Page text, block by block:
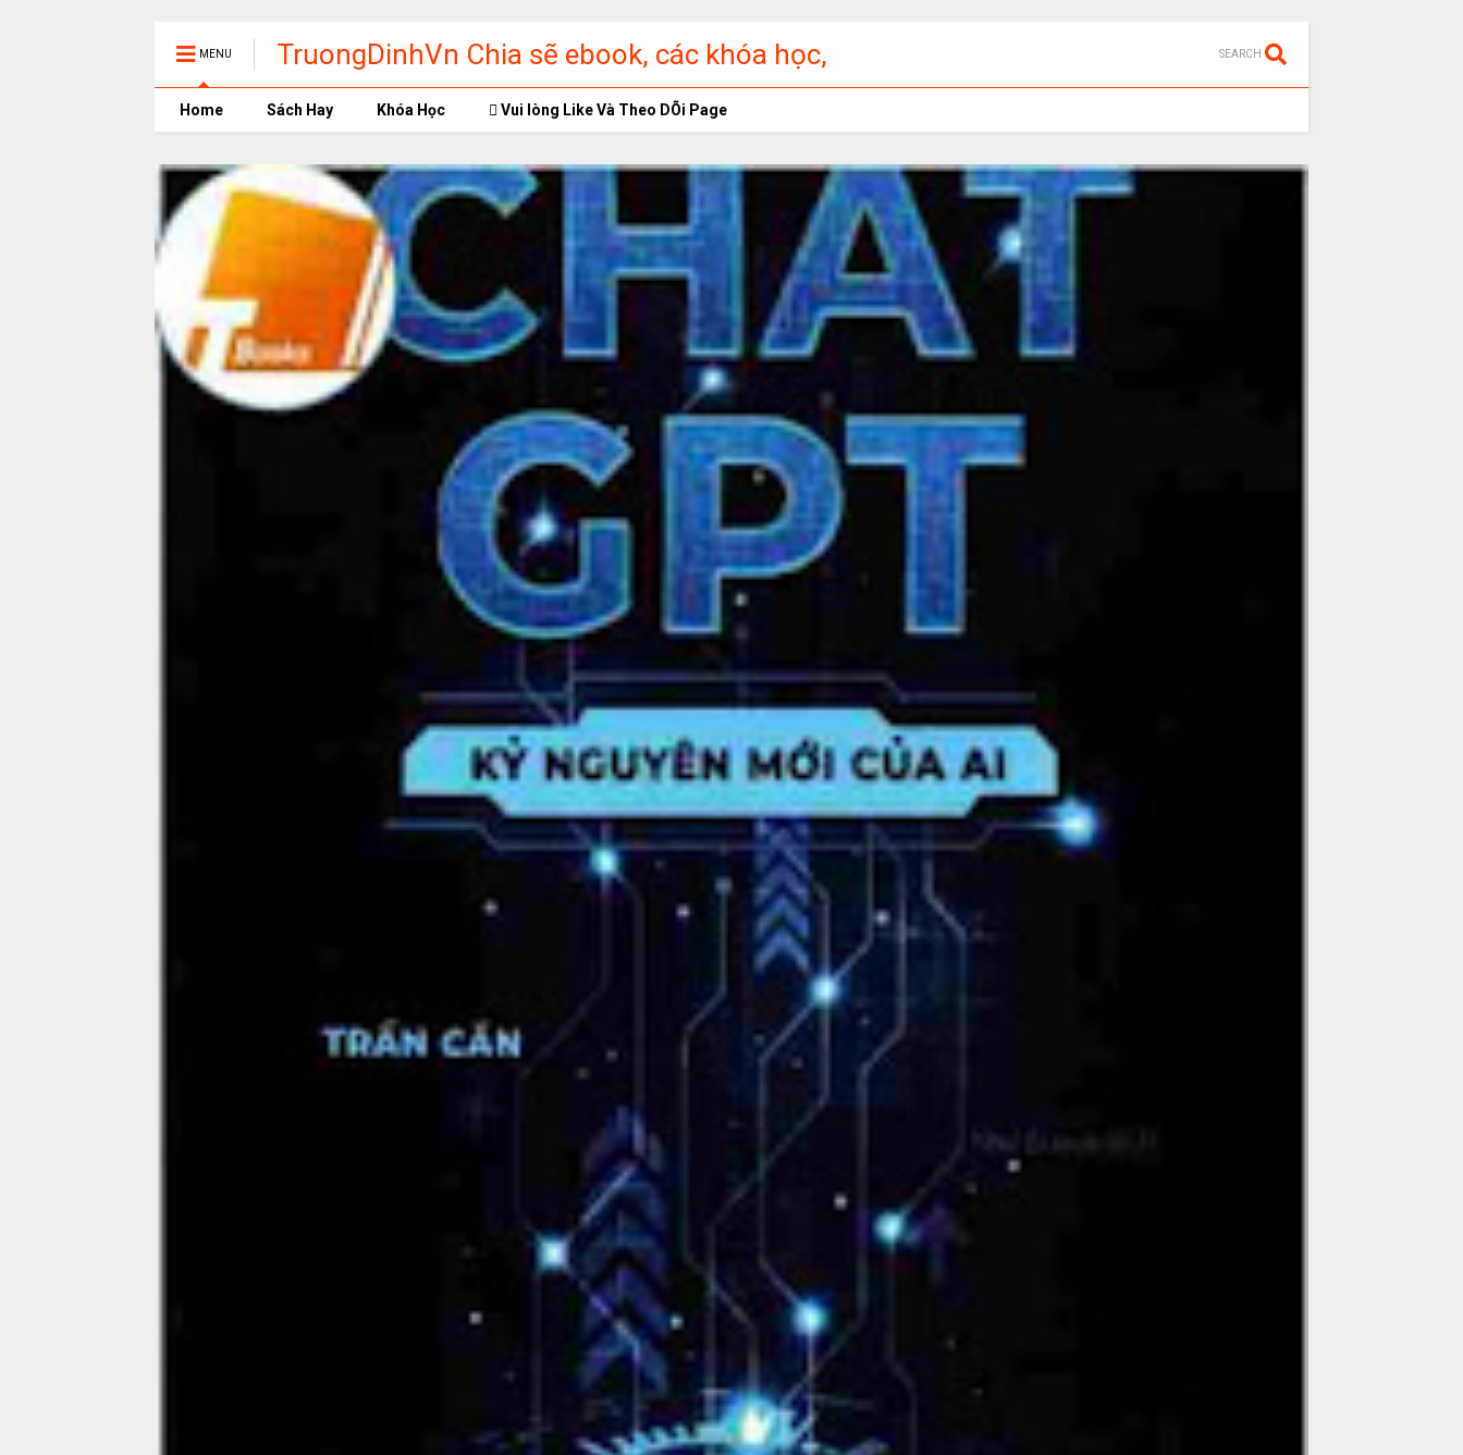
MENU
TruongDinhVn Chia sẽ ebook, các khóa học,
phần mềm học tập miễn phí
SEARCH
Home Sách Hay Khóa Học Vui lòng Like Và Theo DÕi Page